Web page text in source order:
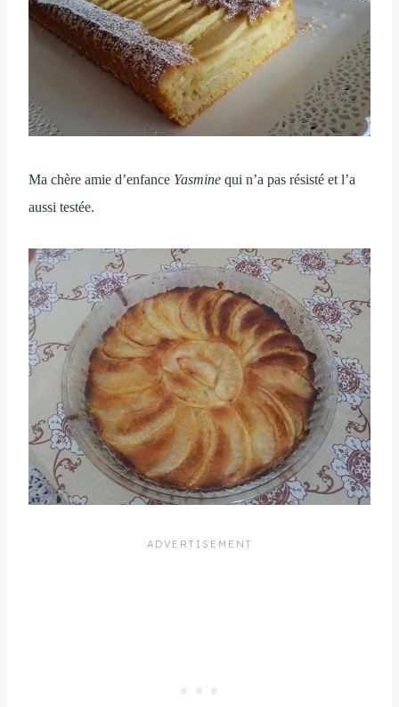
Ma chère amie d’enfance Yasmine qui n’a pas résisté et l’a
aussi testée.